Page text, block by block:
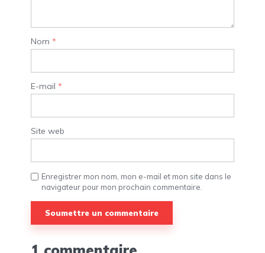
Nom *
E-mail *
Site web
Enregistrer mon nom, mon e-mail et mon site dans le
navigateur pour mon prochain commentaire.